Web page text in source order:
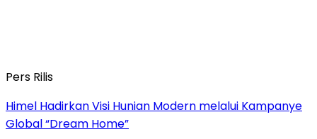
Pers Rilis
Himel Hadirkan Visi Hunian Modern melalui Kampanye
Global “Dream Home”